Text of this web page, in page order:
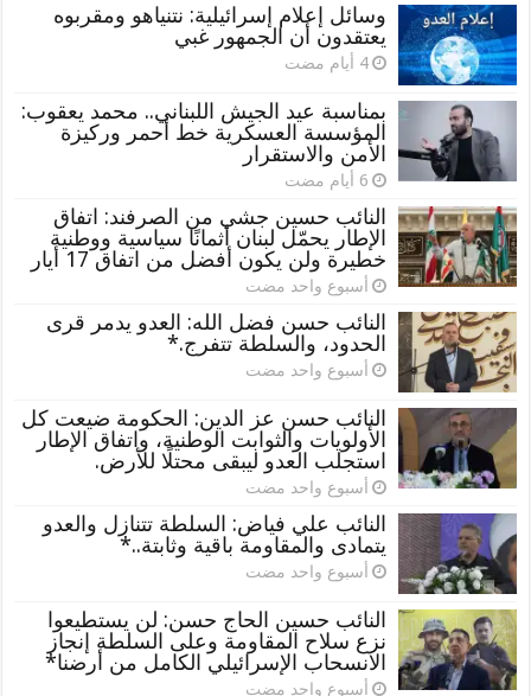
وسائل إعلام إسرائيلية: نتنياهو ومقربوه
يعتقدون أن الجمهور غبي
‏4 أيام مضت
بمناسبة عيد الجيش اللبناني.. محمد يعقوب:
المؤسسة العسكرية خط أحمر وركيزة
الأمن والاستقرار
النائب حسين جشي من الصرفند: اتفاق
الإطار يحمّل لبنان أثمانًا سياسية ووطنية
خطيرة ولن يكون أفضل من اتفاق 17 أيار
‏أسبوع واحد مضت
النائب حسن فضل الله: العدو يدمر قرى
الحدود، والسلطة تتفرج.*
‏أسبوع واحد مضت
النائب حسن عز الدين: الحكومة ضيعت كل
الأولويات والثوابت الوطنية، واتفاق الإطار
استجلب العدو ليبقى محتلًا للأرض.
‏أسبوع واحد مضت
النائب علي فياض: السلطة تتنازل والعدو
يتمادى والمقاومة باقية وثابتة..*
‏أسبوع واحد مضت
النائب حسين الحاج حسن: لن يستطيعوا
نزع سلاح المقاومة وعلى السلطة إنجاز
الانسحاب الإسرائيلي الكامل من أرضنا*
‏أسبوع واحد مضت